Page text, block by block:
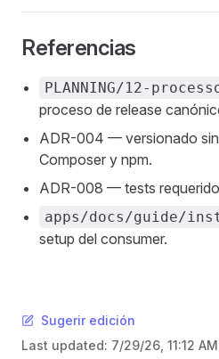
Referencias
PLANNING/12-
proceso de release
ADR-004 — versionado
Composer y npm.
ADR-008 — tests
apps/docs/guide/
setup del consumer.
Sugerir edición
Last updated: 7/29/26, 11:12 AM